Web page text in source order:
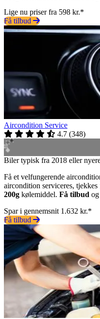
Lige nu priser fra 598 kr.*
Få tilbud
Aircondition Service
4.7 (348)
Biler typisk fra 2018 eller
Få et velfungerende
aircondition serviceres,
200g kølemiddel. Få tilbud
Spar i gennemsnit 1.632 kr.*
Få tilbud